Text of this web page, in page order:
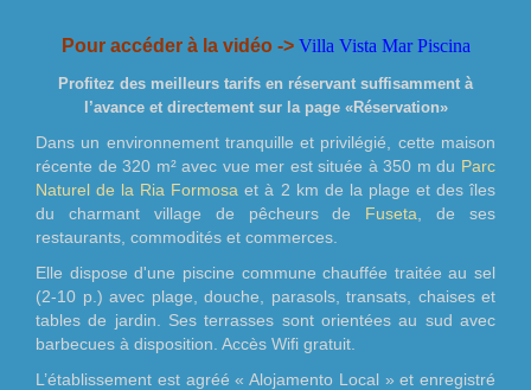
Pour accéder à la vidéo-> Villa Vista Mar Piscina
Profitez des meilleurs tarifs en réservant suffisamment à
l’avance et directement sur la page «Réservation»
Dans un environnement tranquille et privilégié, cette maison
récente de 320 m² avec vue mer est située à 350 m du Parc
Naturel de la Ria Formosa et à 2 km de la plage et des îles
du charmant village de pêcheurs de Fuseta , de ses
restaurants, commodités et commerces.
Elle dispose d'une piscine commune chauffée traitée au sel
(2-10 p.) avec plage, douche, parasols, transats, chaises et
tables de jardin. Ses terrasses sont orientées au sud avec
barbecues à disposition. Accès Wifi gratuit.
L’établissement est agréé « Alojamento Local » et enregistré